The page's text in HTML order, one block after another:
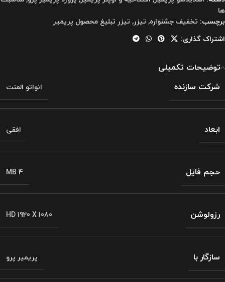
ها
برچسب: تخفیف جشنواره, تیزر, تیزر تبلیغ محصول پریمیر
اشتراک گذاری:
توضیحات تکمیلی
شرکت سازنده
انواتو المنت
ابعاد افقی
حجم فایل MB 4
رزولوشن HD 1920 X 1080
سازگار با پریمیر پرو